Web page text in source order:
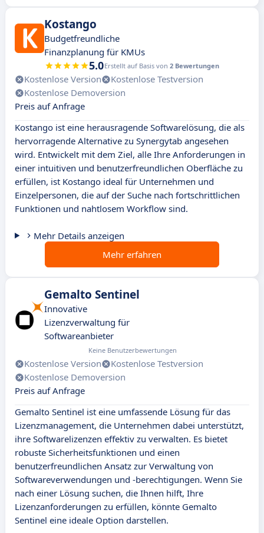
Kostango
Budgetfreundliche
Finanzplanung für KMUs
5.0Erstellt auf Basis von 2 Bewertungen
Kostenlose Version
Kostenlose Testversion
Kostenlose Demoversion
Preis auf Anfrage
Kostango ist eine herausragende Softwarelösung, die als
hervorragende Alternative zu Synergytab angesehen
wird. Entwickelt mit dem Ziel, alle Ihre Anforderungen in
einer intuitiven und benutzerfreundlichen Oberfläche zu
erfüllen, ist Kostango ideal für Unternehmen und
Einzelpersonen, die auf der Suche nach fortschrittlichen
Funktionen und nahtlosem Workflow sind.
Mehr Details anzeigen
Mehr erfahren
Gemalto Sentinel
Innovative
Lizenzverwaltung für
Softwareanbieter
Keine Benutzerbewertungen
Kostenlose Version
Kostenlose Testversion
Kostenlose Demoversion
Preis auf Anfrage
Gemalto Sentinel ist eine umfassende Lösung für das
Lizenzmanagement, die Unternehmen dabei unterstützt,
ihre Softwarelizenzen effektiv zu verwalten. Es bietet
robuste Sicherheitsfunktionen und einen
benutzerfreundlichen Ansatz zur Verwaltung von
Softwareverwendungen und -berechtigungen. Wenn Sie
nach einer Lösung suchen, die Ihnen hilft, Ihre
Lizenzanforderungen zu erfüllen, könnte Gemalto
Sentinel eine ideale Option darstellen.